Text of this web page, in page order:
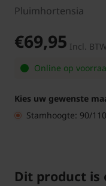
Pluimhortensia
€69,95 Incl.
Online op
Kies uw gewenste
Stamhoogte: 90/
Dit product is